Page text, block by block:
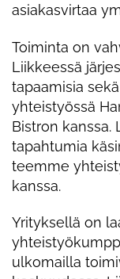
asiakasvirtaa
Toiminta on
Liikkeessä
tapaamisia
yhteistyössä
Bistron kanssa.
tapahtumia
teemme
kanssa.
Yrityksellä on
ulkomailla